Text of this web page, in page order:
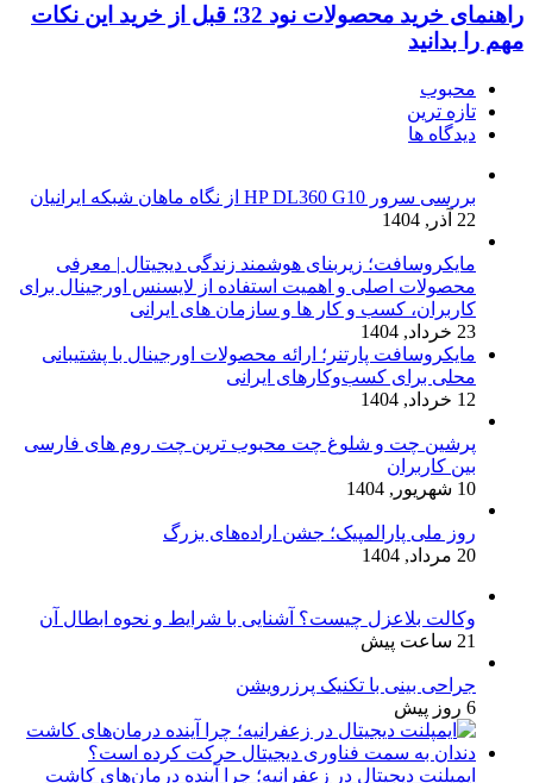
راهنمای خرید محصولات نود 32؛ قبل از خرید این نکات
مهم را بدانید
محبوب
تازه ترین
دیدگاه ها
بررسی سرور HP DL360 G10 از نگاه ماهان شبکه ایرانیان
22 آذر, 1404
مایکروسافت؛ زیربنای هوشمند زندگی دیجیتال | معرفی
محصولات اصلی و اهمیت استفاده از لایسنس اورجینال برای
کاربران، کسب و کار ها و سازمان های ایرانی
23 خرداد, 1404
مایکروسافت پارتنر؛ ارائه محصولات اورجینال با پشتیبانی
محلی برای کسب‌وکارهای ایرانی
12 خرداد, 1404
پرشین چت و شلوغ چت محبوب ترین چت روم های فارسی
بین کاربران
10 شهریور, 1404
روز ملی پارالمپیک؛ جشن اراده‌های بزرگ
20 مرداد, 1404
وکالت بلاعزل چیست؟ آشنایی با شرایط و نحوه ابطال آن
21 ساعت پیش
جراحی بینی با تکنیک پرزرویشن
6 روز پیش
ایمپلنت دیجیتال در زعفرانیه؛ چرا آینده درمان‌های کاشت